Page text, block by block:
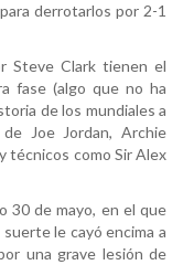
derrotarlos por 2-1
Steve Clark tienen el
fase (algo que no ha
de los mundiales a
Joe Jordan, Archie
técnicos como Sir Alex
30 de mayo, en el que
le cayó encima a
una grave lesión de